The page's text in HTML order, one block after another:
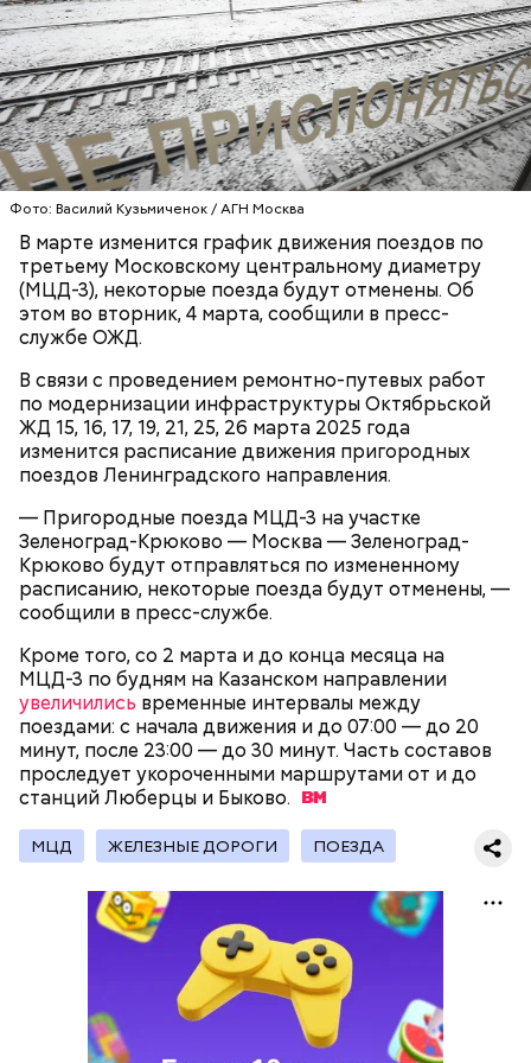
Фото: Василий Кузьмиченок / АГН Москва
В марте изменится график движения поездов по
третьему Московскому центральному диаметру
(МЦД-3), некоторые поезда будут отменены. Об
этом во вторник, 4 марта, сообщили в пресс-
службе ОЖД.
В связи с проведением ремонтно-путевых работ
по модернизации инфраструктуры Октябрьской
ЖД 15, 16, 17, 19, 21, 25, 26 марта 2025 года
изменится расписание движения пригородных
поездов Ленинградского направления.
— Пригородные поезда МЦД-3 на участке
Зеленоград-Крюково — Москва — Зеленоград-
Крюково будут отправляться по измененному
расписанию, некоторые поезда будут отменены, —
сообщили в пресс-службе.
Кроме того, со 2 марта и до конца месяца на
МЦД-3 по будням на Казанском направлении
увеличились временные интервалы между
поездами: с начала движения и до 07:00 — до 20
минут, после 23:00 — до 30 минут. Часть составов
проследует укороченными маршрутами от и до
станций Люберцы и Быково.
МЦД ЖЕЛЕЗНЫЕ ДОРОГИ ПОЕЗДА
В настоящее время велоинфраструктура «Зеленого
кольца» реализована в пяти округах города,
— Маршрут затрагивает востребованные улицы
смогут как отдыхать, так и ездить по делам по
реализованным велополосам и велодорожкам.
Фото: Shutterstock
стал прототипом жилища Мастера. Но согласно
самой популярной — это подвал дома № 9, что в
Мансуровском переулке. Здесь жили друзья
Булгакова — братья Топлениновы. Писатель часто
приходил к ним в гости и работал над «Мастером и
Маргаритой».
Небольшой деревянный дом построили в начале
XIX века, предположительно, в 1830 годах. В здании
есть полуподвальный этаж, который обустроен